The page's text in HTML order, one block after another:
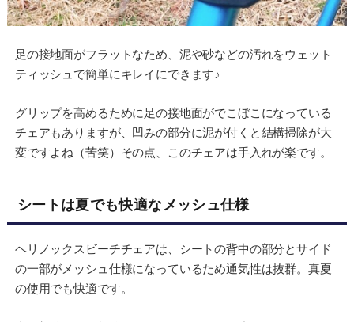
足の接地面がフラットなため、泥や砂などの汚れをウェット
ティッシュで簡単にキレイにできます♪
グリップを高めるために足の接地面がでこぼこになっている
チェアもありますが、凹みの部分に泥が付くと結構掃除が大
変ですよね（苦笑）その点、このチェアは手入れが楽です。
シートは夏でも快適なメッシュ仕様
ヘリノックスビーチチェアは、シートの背中の部分とサイド
の一部がメッシュ仕様になっているため通気性は抜群。真夏
の使用でも快適です。